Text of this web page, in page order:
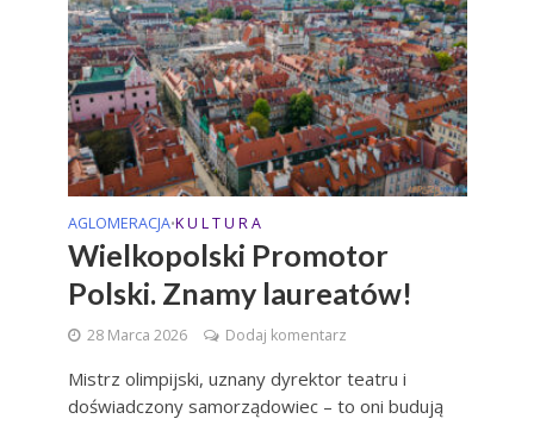
AGLOMERACJA•K U L T U R A
Wielkopolski Promotor
Polski. Znamy laureatów!
28 Marca 2026 Dodaj komentarz
Mistrz olimpijski, uznany dyrektor teatru i
doświadczony samorządowiec – to oni budują